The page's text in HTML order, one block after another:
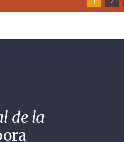
de la